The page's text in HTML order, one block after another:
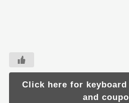
Click here for
and